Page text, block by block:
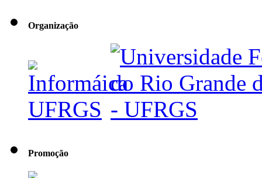
Organização
Promoção